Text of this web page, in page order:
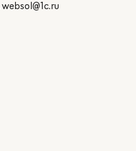
websol@1c.ru